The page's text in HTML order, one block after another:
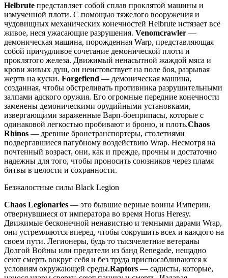
Helbrute представляет собой сплав проклятой машины и
измученной плоти. С помощью тяжелого вооружения и
чудовищных механических конечностей Helbrute истязает все
живое, неся ужасающие разрушения. Venomcrawler —
демоническая машина, порожденная Warp, представляющая
собой причудливое сочетание демонической плоти и
проклятого железа. Движимый ненасытной жаждой мяса и
крови живых душ, он неистовствует на поле боя, разрывая
жертв на куски. Forgefiend — демоническая машина,
созданная, чтобы обстреливать противника разрушительными
залпами адского оружия. Его огромные передние конечности
заменены демоническими орудийными установками,
извергающими зараженные Варп-боеприпасы, которые с
одинаковой легкостью пробивают и броню, и плоть.Chaos
Rhinos — древние бронетранспортеры, столетиями
подвергавшиеся пагубному воздействию Wrap. Несмотря на
почтенный возраст, они, как и прежде, прочны и достаточно
надежны для того, чтобы проносить союзников через пламя
битвы в целости и сохранности.
Безжалостные силы Black Legion
Chaos Legionaries — это бывшие верные воины Империи,
отвернувшиеся от императора во время Horus Heresy.
Движимые бесконечной ненавистью и темными дарами Wrap,
они устремляются вперед, чтобы сокрушить всех и каждого на
своем пути. Легионеры, будь то тысячелетние ветераны
Долгой Войны или предатели из банд Renegade, нещадно
сеют смерть вокруг себя и без труда приспосабливаются к
условиям окружающей среды.Raptors — садисты, которые,